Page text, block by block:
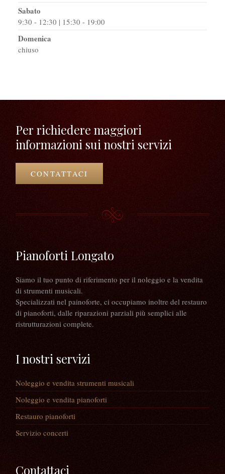
Sabato
9:30 - 12:30 | 15:30 - 19:00
Domenica
chiuso
Per richiedere maggiori
informazioni sui nostri servizi
CONTATTACI
Pianoforti Longato
Siamo il tuo punto di riferimento per il noleggio e la vendita
di strumenti musicali.
Specializzati nel painoforte, ci occupiamo inoltre del restauro
di pianoforti, dalle riparazioni parziali più semplici alle
ristrutturazioni complete.
I nostri servizi
Noleggio e vendita strumenti musicali
Noleggio e vendita pianoforti
Restauro pianoforti
Servizio concerti
Contattaci